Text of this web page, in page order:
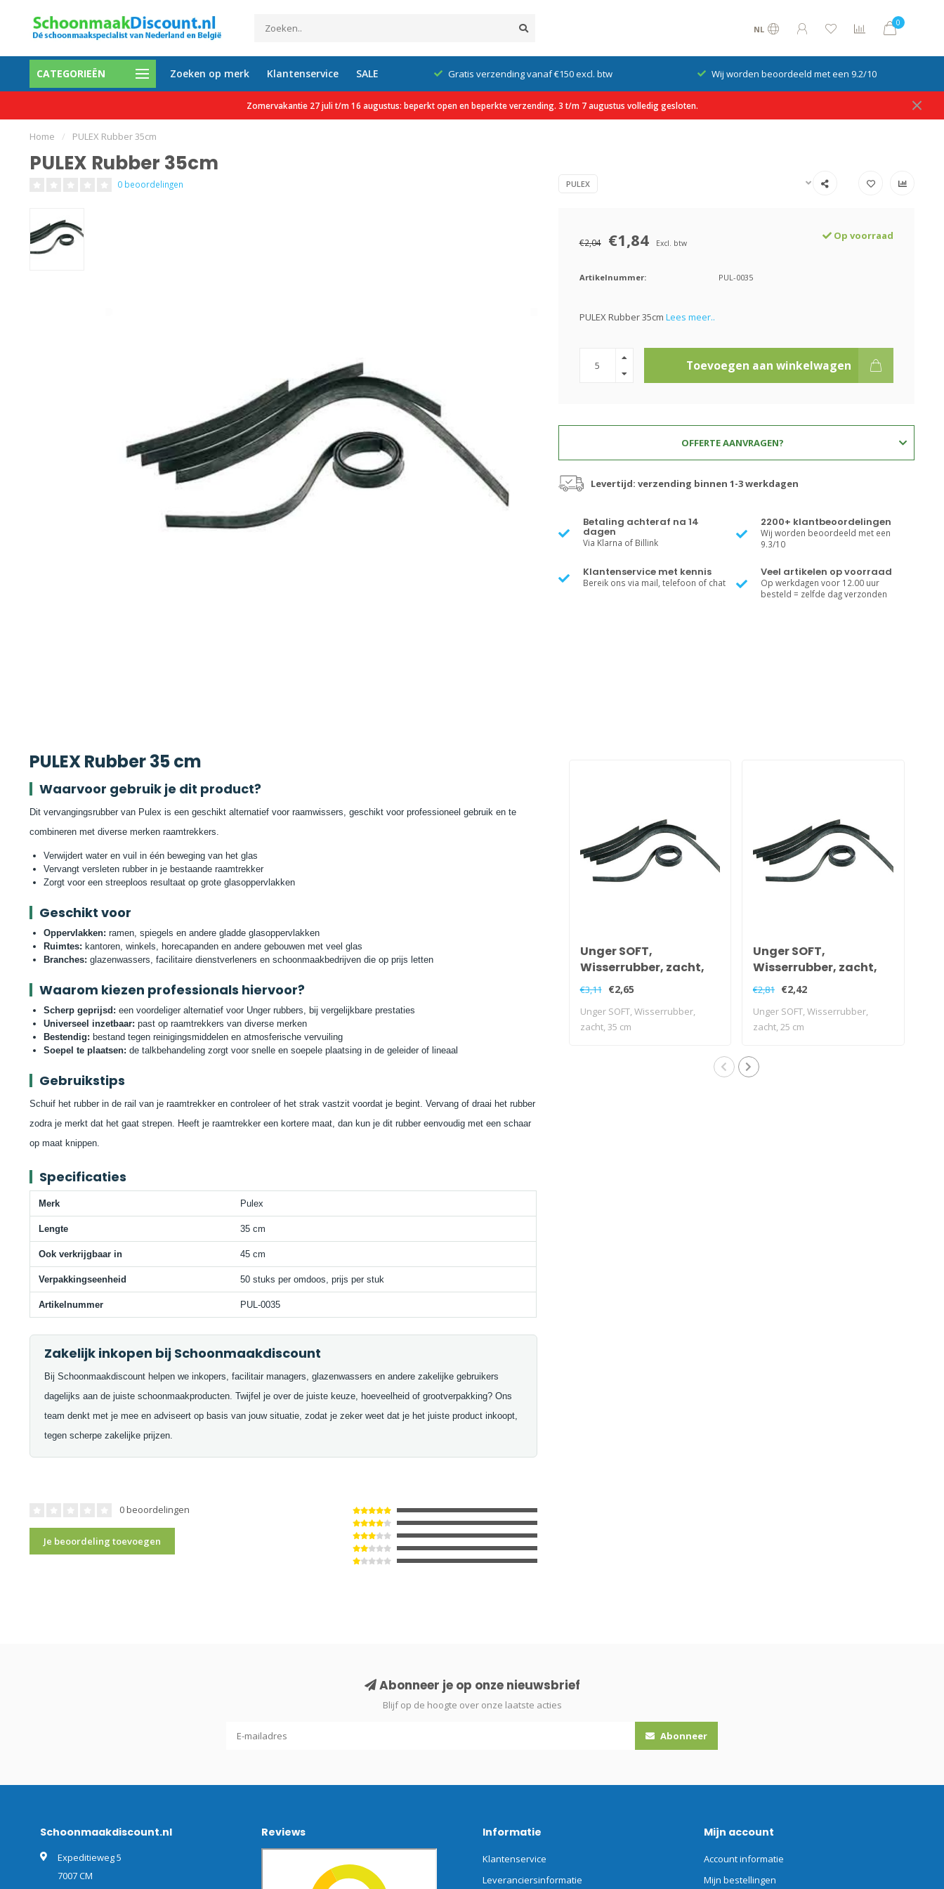
NL
0
CATEGORIEËN Zoeken op merk Klantenservice SALE
mogelijk Al meer dan 35.000 tevreden klanten Gratis verzending vanaf €150 excl. btw Wij worden beoordeeld met een 9.2/10
Zomervakantie 27 juli t/m 16 augustus: beperkt open en beperkte verzending. 3 t/m 7 augustus volledig gesloten.
Home / PULEX Rubber 35cm
PULEX Rubber 35cm
0 beoordelingen PULEX
€2,04 €1,84 Excl. btw
Op voorraad
Artikelnummer: PUL-0035
PULEX Rubber 35cm Lees meer..
Toevoegen aan winkelwagen
OFFERTE AANVRAGEN?
Levertijd: verzending binnen 1-3 werkdagen
Betaling achteraf na 14
dagen
Via Klarna of Billink
2200+ klantbeoordelingen
Wij worden beoordeeld met een
9.3/10
Klantenservice met kennis
Bereik ons via mail, telefoon of chat
Veel artikelen op voorraad
Op werkdagen voor 12.00 uur
besteld = zelfde dag verzonden
PULEX Rubber 35 cm
Waarvoor gebruik je dit product?
Dit vervangingsrubber van Pulex is een geschikt alternatief voor raamwissers, geschikt voor professioneel gebruik en te
combineren met diverse merken raamtrekkers.
Verwijdert water en vuil in één beweging van het glas
Vervangt versleten rubber in je bestaande raamtrekker
Zorgt voor een streeploos resultaat op grote glasoppervlakken
Geschikt voor
Oppervlakken: ramen, spiegels en andere gladde glasoppervlakken
Ruimtes: kantoren, winkels, horecapanden en andere gebouwen met veel glas
Branches: glazenwassers, facilitaire dienstverleners en schoonmaakbedrijven die op prijs letten
Waarom kiezen professionals hiervoor?
Scherp geprijsd: een voordeliger alternatief voor Unger rubbers, bij vergelijkbare prestaties
Universeel inzetbaar: past op raamtrekkers van diverse merken
Bestendig: bestand tegen reinigingsmiddelen en atmosferische vervuiling
Soepel te plaatsen: de talkbehandeling zorgt voor snelle en soepele plaatsing in de geleider of lineaal
Gebruikstips
Schuif het rubber in de rail van je raamtrekker en controleer of het strak vastzit voordat je begint. Vervang of draai het rubber
zodra je merkt dat het gaat strepen. Heeft je raamtrekker een kortere maat, dan kun je dit rubber eenvoudig met een schaar
op maat knippen.
Specificaties
Merk Pulex
Lengte 35 cm
Ook verkrijgbaar in 45 cm
Verpakkingseenheid 50 stuks per omdoos, prijs per stuk
Artikelnummer PUL-0035
Zakelijk inkopen bij Schoonmaakdiscount
Bij Schoonmaakdiscount helpen we inkopers, facilitair managers, glazenwassers en andere zakelijke gebruikers
dagelijks aan de juiste schoonmaakproducten. Twijfel je over de juiste keuze, hoeveelheid of grootverpakking? Ons
team denkt met je mee en adviseert op basis van jouw situatie, zodat je zeker weet dat je het juiste product inkoopt,
tegen scherpe zakelijke prijzen.
0 beoordelingen
Je beoordeling toevoegen
Unger SOFT,
Wisserrubber, zacht,
35 cm
€3,11 €2,65
Unger SOFT, Wisserrubber,
zacht, 35 cm
Unger SOFT,
Wisserrubber, zacht,
25 cm
€2,81 €2,42
Unger SOFT, Wisserrubber,
zacht, 25 cm
Abonneer je op onze nieuwsbrief
Blijf op de hoogte over onze laatste acties
Abonneer
Schoonmaakdiscount.nl
Expeditieweg 5
7007 CM
Reviews Informatie
Klantenservice
Leveranciersinformatie
Mijn account
Account informatie
Mijn bestellingen